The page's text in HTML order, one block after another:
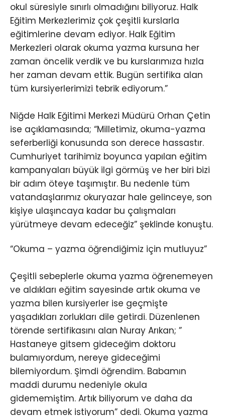
okul süresiyle sınırlı olmadığını biliyoruz. Halk
Eğitim Merkezlerimiz çok çeşitli kurslarla
eğitimlerine devam ediyor. Halk Eğitim
Merkezleri olarak okuma yazma kursuna her
zaman öncelik verdik ve bu kurslarımıza hızla
her zaman devam ettik. Bugün sertifika alan
tüm kursiyerlerimizi tebrik ediyorum.”
Niğde Halk Eğitimi Merkezi Müdürü Orhan Çetin
ise açıklamasında; “Milletimiz, okuma-yazma
seferberliği konusunda son derece hassastır.
Cumhuriyet tarihimiz boyunca yapılan eğitim
kampanyaları büyük ilgi görmüş ve her biri bizi
bir adım öteye taşımıştır. Bu nedenle tüm
vatandaşlarımız okuryazar hale gelinceye, son
kişiye ulaşıncaya kadar bu çalışmaları
yürütmeye devam edeceğiz” şeklinde konuştu.
“Okuma – yazma öğrendiğimiz için mutluyuz”
Çeşitli sebeplerle okuma yazma öğrenemeyen
ve aldıkları eğitim sayesinde artık okuma ve
yazma bilen kursiyerler ise geçmişte
yaşadıkları zorlukları dile getirdi. Düzenlenen
törende sertifikasını alan Nuray Arıkan; ”
Hastaneye gitsem gideceğim doktoru
bulamıyordum, nereye gideceğimi
bilemiyordum. Şimdi öğrendim. Babamın
maddi durumu nedeniyle okula
gidememiştim. Artık biliyorum ve daha da
devam etmek istiyorum” dedi. Okuma yazma